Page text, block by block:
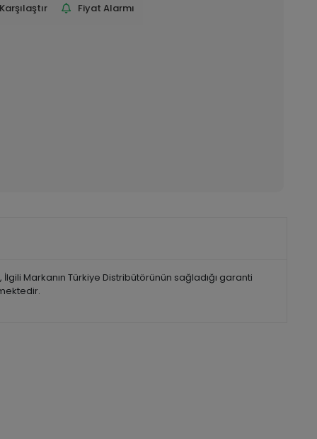
Karşılaştır
Fiyat Alarmı
Markanın Türkiye Distribütörünün sağladığı garanti